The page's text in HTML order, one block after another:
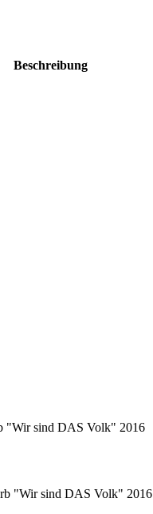
Beschreibung
"Wir sind DAS Volk" 2016
"Wir sind DAS Volk" 2016